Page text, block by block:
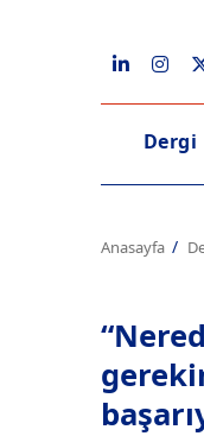
Dergi
Anasayfa